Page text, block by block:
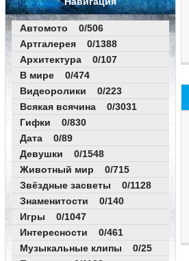
Автомото 0/506
Артгалерея 0/1388
Архитектура 0/107
В мире 0/474
Видеоролики 0/223
Всякая всячина 0/3031
Гифки 0/830
Дата 0/89
Девушки 0/1548
Животный мир 0/715
Звёздные засветы 0/1128
Знаменитости 0/140
Игры 0/1047
Интересности 0/461
Музыкальные клипы 0/25